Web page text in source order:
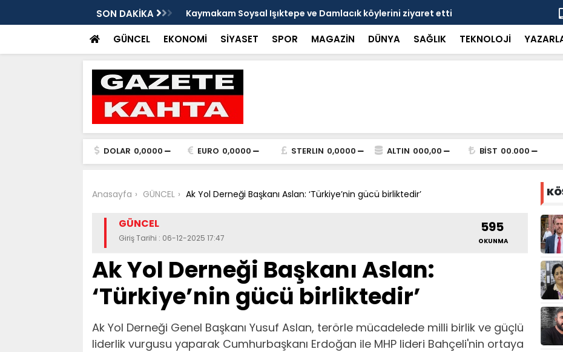
SON DAKİKA
Damlacık köylerini ziyaret etti Kaymakam Soysal gençlerle bir araya geldi Bakan
GÜNCEL EKONOMİ SİYASET SPOR MAGAZİN DÜNYA SAĞLIK TEKNOLOJİ
DOLAR 0,0000 EURO 0,0000 STERLIN 0,0000 ALTIN 000,00 BİST 00.000
Anasayfa GÜNCEL Ak Yol Derneği Başkanı Aslan: ‘Türkiye’nin gücü birliktedir’
GÜNCEL
Giriş Tarihi : 06-12-2025 17:47
595
OKUNMA
Ak Yol Derneği Başkanı Aslan:
‘Türkiye’nin gücü birliktedir’
Ak Yol Derneği Genel Başkanı Yusuf Aslan, terörle mücadelede milli birlik ve güçlü
liderlik vurgusu yaparak Cumhurbaşkanı Erdoğan ile MHP lideri Bahçeli'nin ortaya